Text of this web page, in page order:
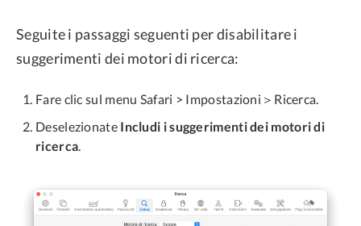
Seguite i passaggi seguenti per disabilitare i
suggerimenti dei motori di ricerca:
Fare clic sul menu Safari > Impostazioni＞Ricerca.
Deselezionate Includi i suggerimenti dei motori di
ricerca